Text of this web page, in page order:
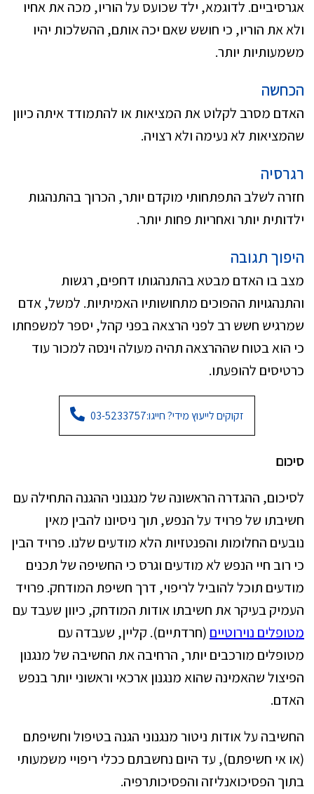
אגרסיביים. לדוגמא, ילד שכועס על הוריו, מכה את אחיו
ולא את הוריו, כי חושש שאם יכה אותם, ההשלכות יהיו
משמעותיות יותר.
הכחשה
האדם מסרב לקלוט את המציאות או להתמודד איתה כיוון
שהמציאות לא נעימה ולא רצויה.
רגרסיה
חזרה לשלב התפתחותי מוקדם יותר, הכרוך בהתנהגות
ילדותית יותר ואחריות פחות יותר.
היפוך תגובה
מצב בו האדם מבטא בהתנהגותו דחפים, רגשות
והתנהגויות ההפוכים מתחושותיו האמיתיות. למשל, אדם
שמרגיש חשש רב לפני הרצאה בפני קהל, יספר למשפחתו
כי הוא בטוח שההרצאה תהיה מעולה וינסה למכור עוד
כרטיסים להופעתו.
זקוקים לייעוץ מידי? חייגו:03-5233757
סיכום
לסיכום, ההגדרה הראשונה של מנגנוני ההגנה התחילה עם
חשיבתו של פרויד על הנפש, תוך ניסיונו להבין מאין
נובעים החלומות והפנטזיות הלא מודעים שלנו. פרויד הבין
כי רוב חיי הנפש לא מודעים וגרס כי החשיפה של תכנים
מודעים תוכל להוביל לריפוי, דרך חשיפת המודחק. פרויד
העמיק בעיקר את חשיבתו אודות המודחק, כיוון שעבד עם
מטופלים נוירוטיים (חרדתיים). קליין, שעבדה עם
מטופלים מורכבים יותר, הרחיבה את החשיבה של מנגנון
הפיצול שהאמינה שהוא מנגנון ארכאי וראשוני יותר בנפש
האדם.
החשיבה על אודות ניטור מנגנוני הגנה בטיפול וחשיפתם
(או אי חשיפתם), עד היום נחשבתם ככלי ריפויי משמעותי
בתוך הפסיכואנליזה והפסיכותרפיה.